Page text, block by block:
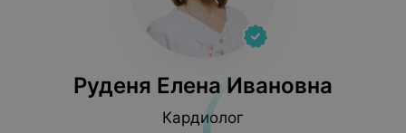
Руденя Елена Ивановна
Кардиолог